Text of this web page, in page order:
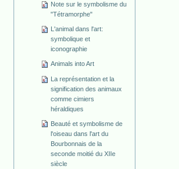
Note sur le symbolisme du
"Tétramorphe"
L'animal dans l'art:
symbolique et
iconographie
Animals into Art
La représentation et la
signification des animaux
comme cimiers
héraldiques
Beauté et symbolisme de
l'oiseau dans l'art du
Bourbonnais de la
seconde moitié du XIIe
siècle